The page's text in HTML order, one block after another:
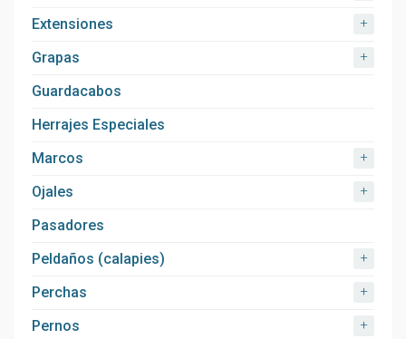
Extensiones +
Grapas +
Guardacabos
Herrajes Especiales
Marcos
+
Ojales +
Pasadores
Peldaños (calapies)
+
Perchas +
Pernos +